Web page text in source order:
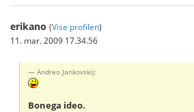
erikano (Vise profilen)
11. mar. 2009 17.34.56
Andreo Jankovskij:
Bonega ideo.